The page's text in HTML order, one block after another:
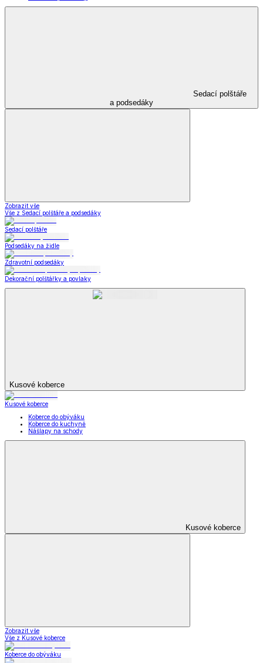
Sedací polštáře
a podsedáky
Zobrazit vše
Vše z Sedací polštáře a podsedáky
Sedací polštáře
Podsedáky na židle
Zdravotní podsedáky
Dekorační polštářky a povlaky
Kusové koberce
Kusové koberce
Koberce do obýváku
Koberce do kuchyně
Nášlapy na schody
Kusové koberce
Zobrazit vše
Vše z Kusové koberce
Koberce do obýváku